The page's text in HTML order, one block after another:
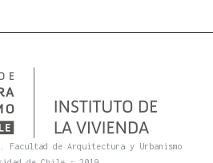
de Arquitectura y Urbanismo